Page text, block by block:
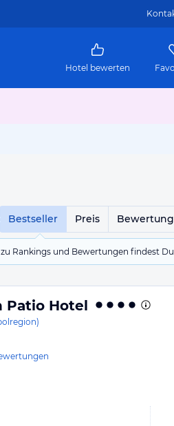
Hotel bewerten
Bestseller Preis
Rankings und Bewertungen findest Du
Patio Hotel